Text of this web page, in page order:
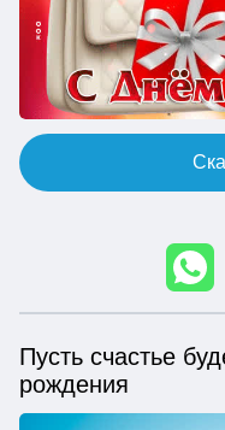
Пусть счастье
рождения